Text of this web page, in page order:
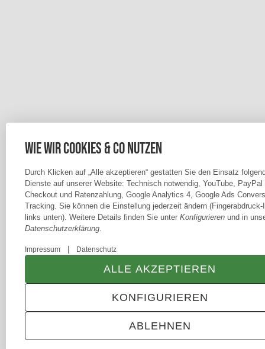
ANMELDEN MENÜ WARENKORB
Wie wir Cookies & Co nutzen
Durch Klicken auf „Alle akzeptieren“ gestatten Sie den Einsatz
Dienste auf unserer Website: Technisch notwendig, YouTube,
Checkout und Ratenzahlung, Google Analytics 4, Google Ads
Tracking. Sie können die Einstellung jederzeit ändern (Fingerabdruck-
links unten). Weitere Details finden Sie unter Konfigurieren und in
Datenschutzerklärung.
Impressum Datenschutz
ABLEHNEN
KONFIGURIEREN
ALLE AKZEPTIEREN